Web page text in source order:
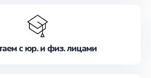
с юр. и физ. лицами